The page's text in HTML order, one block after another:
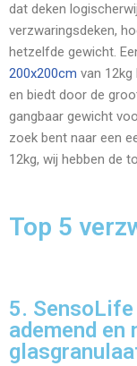
dat deken
verzwaringsdeken,
hetzelfde gewicht.
200x200cm van
en biedt door de
gangbaar gewicht
zoek bent naar een
12kg, wij hebben de
Top 5
5.
ademend